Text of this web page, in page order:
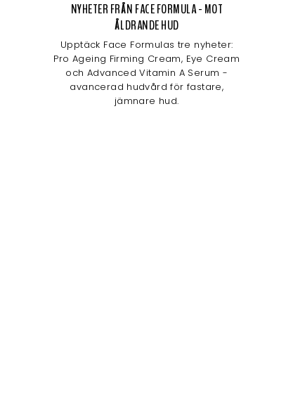
NYHETER FRÅN FACE FORMULA - MOT
ÅLDRANDE HUD
Upptäck Face Formulas tre nyheter:
Pro Ageing Firming Cream, Eye Cream
och Advanced Vitamin A Serum -
avancerad hudvård för fastare,
jämnare hud.